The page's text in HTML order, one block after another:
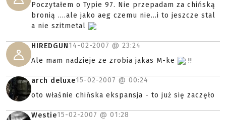
Poczytałem o Typie 97. Nie przepadam za chińską
bronią ....ale jako aeg czemu nie...i to jeszcze stal
a nie szitmetal
HIREDGUN14-02-2007 @ 23:24
Ale mam nadzieje ze zrobia jakas M-ke
!!
arch deluxe15-02-2007 @ 00:24
oto właśnie chińska ekspansja - to już się zaczęło
Westie15-02-2007 @ 01:28